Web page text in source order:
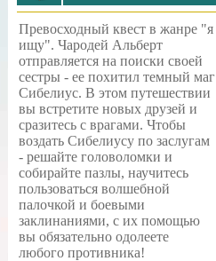
Превосходный квест в жанре "я
ищу". Чародей Альберт
отправляется на поиски своей
сестры - ее похитил темный маг
Сибелиус. В этом путешествии
вы встретите новых друзей и
сразитесь с врагами. Чтобы
воздать Сибелиусу по заслугам
- решайте головоломки и
собирайте пазлы, научитесь
пользоваться волшебной
палочкой и боевыми
заклинаниями, с их помощью
вы обязательно одолеете
любого противника!